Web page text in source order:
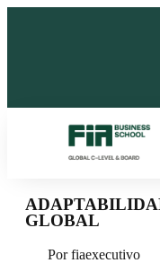
GLOBAL
Porfiaexecutivo